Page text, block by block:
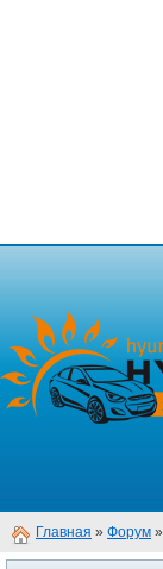
Главная » Форум »